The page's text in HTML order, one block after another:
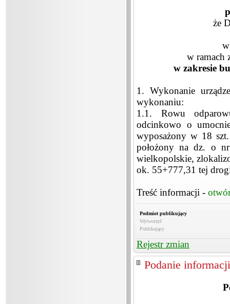
że
w ramach
w zakresie
1. Wykonanie
wykonaniu:
1.1. Rowu
odcinkowo o
wyposażony w 18
położony na dz. o
wielkopolskie,
ok. 55+777,31 tej
Treść informacji -
Podmiot publikujący
Wytworzył
Publikujący
Rejestr zmian
Podanie